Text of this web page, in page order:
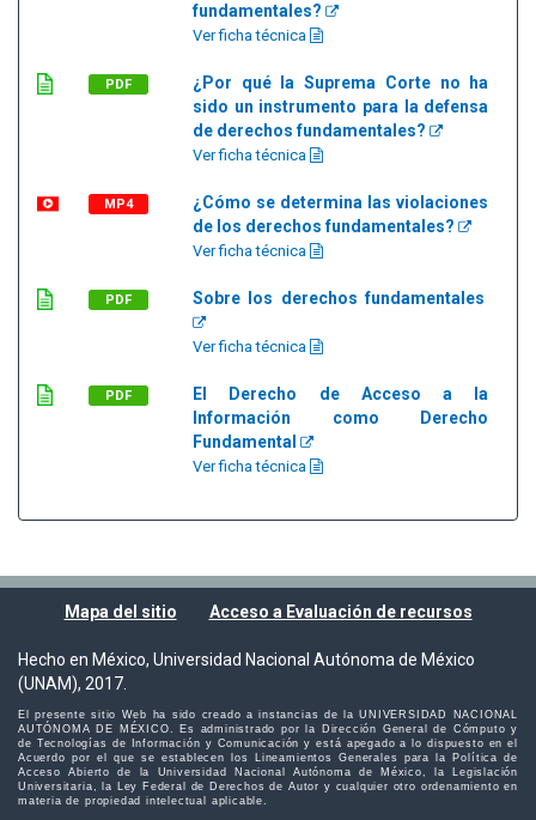
fundamentales?
Ver ficha técnica
PDF
¿Por qué la Suprema Corte no ha
sido un instrumento para la defensa
de derechos fundamentales?
Ver ficha técnica
MP4
¿Cómo se determina las violaciones
de los derechos fundamentales?
Ver ficha técnica
PDF Sobre los derechos fundamentales
Ver ficha técnica
PDF
El Derecho de Acceso a la
Información como Derecho
Fundamental
Ver ficha técnica
Mapa del sitio Acceso a Evaluación de recursos
Hecho en México, Universidad Nacional Autónoma de México
(UNAM), 2017.
El presente sitio Web ha sido creado a instancias de la UNIVERSIDAD NACIONAL
AUTÓNOMA DE MÉXICO. Es administrado por la Dirección General de Cómputo y
de Tecnologías de Información y Comunicación y está apegado a lo dispuesto en el
Acuerdo por el que se establecen los Lineamientos Generales para la Política de
Acceso Abierto de la Universidad Nacional Autónoma de México, la Legislación
Universitaria, la Ley Federal de Derechos de Autor y cualquier otro ordenamiento en
materia de propiedad intelectual aplicable.